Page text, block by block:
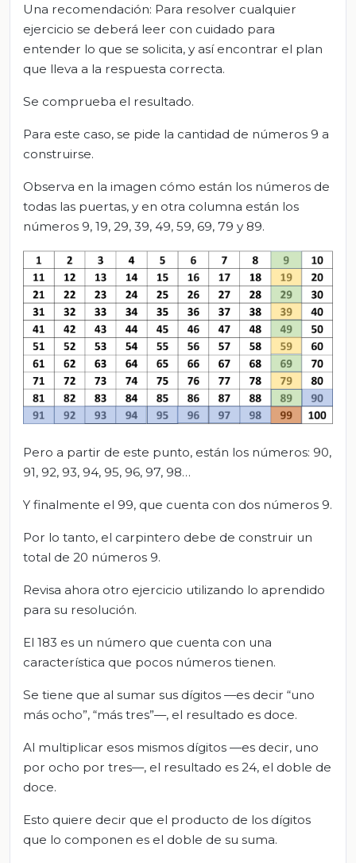
Una recomendación: Para resolver cualquier
ejercicio se deberá leer con cuidado para
entender lo que se solicita, y así encontrar el plan
que lleva a la respuesta correcta.
Se comprueba el resultado.
Para este caso, se pide la cantidad de números 9 a
construirse.
Observa en la imagen cómo están los números de
todas las puertas, y en otra columna están los
números 9, 19, 29, 39, 49, 59, 69, 79 y 89.
Pero a partir de este punto, están los números: 90,
91, 92, 93, 94, 95, 96, 97, 98…
Y finalmente el 99, que cuenta con dos números 9.
Por lo tanto, el carpintero debe de construir un
total de 20 números 9.
Revisa ahora otro ejercicio utilizando lo aprendido
para su resolución.
El 183 es un número que cuenta con una
característica que pocos números tienen.
Se tiene que al sumar sus dígitos —es decir “uno
más ocho”, “más tres”—, el resultado es doce.
Al multiplicar esos mismos dígitos —es decir, uno
por ocho por tres—, el resultado es 24, el doble de
doce.
Esto quiere decir que el producto de los dígitos
que lo componen es el doble de su suma.